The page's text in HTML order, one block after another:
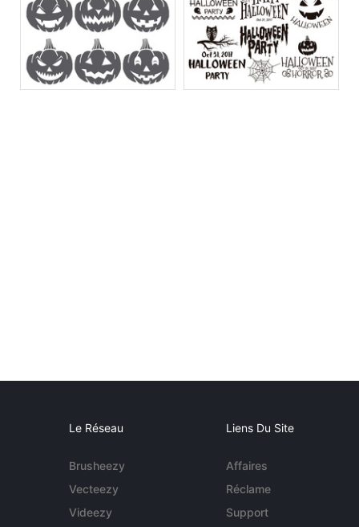
Le Réseau
Brusheezy
Vecteezy
Videezy
Liens Du Site
Affaires
Réclame
Support